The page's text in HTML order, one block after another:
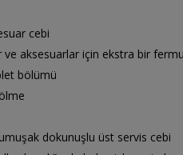
cebi
aksesuarlar için ekstra bir
bölümü
dokunuşlu üst servis cebi